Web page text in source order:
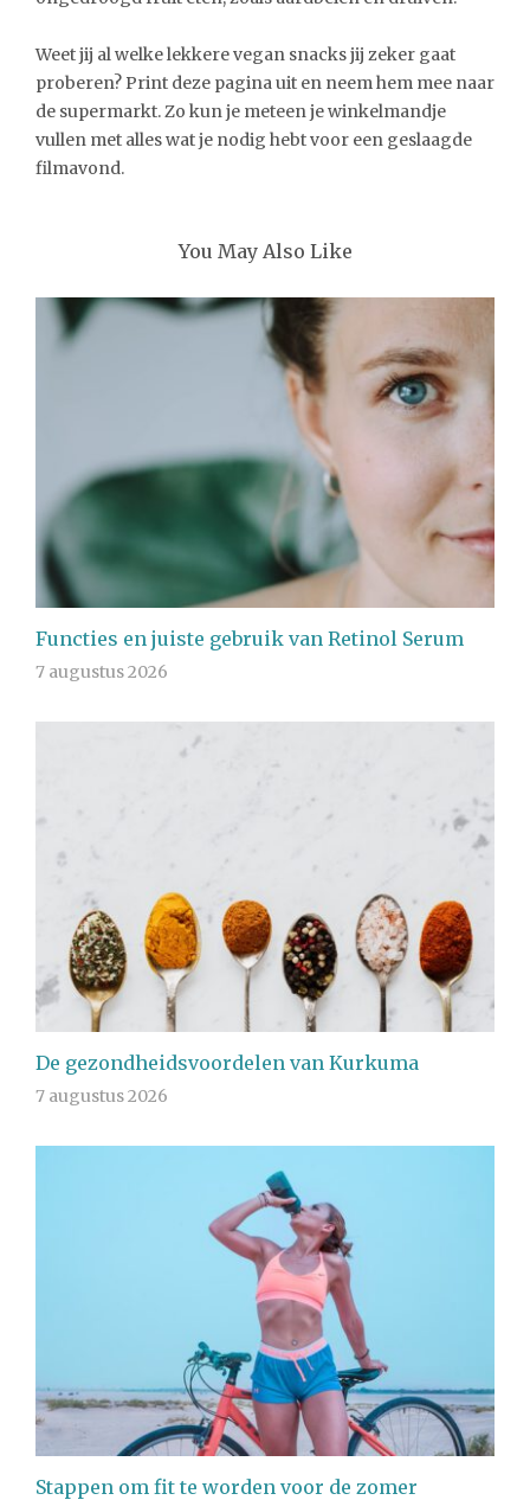
Weet jij al welke lekkere vegan snacks jij zeker gaat
proberen? Print deze pagina uit en neem hem mee naar
de supermarkt. Zo kun je meteen je winkelmandje
vullen met alles wat je nodig hebt voor een geslaagde
filmavond.
You May Also Like
Functies en juiste gebruik van Retinol Serum
7 augustus 2026
De gezondheidsvoordelen van Kurkuma
7 augustus 2026
Stappen om fit te worden voor de zomer